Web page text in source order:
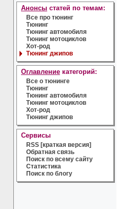
Анонсы статей по темам:
Все про тюнинг
Тюнинг
Тюнинг автомобиля
Тюнинг мотоциклов
Хот-род
Тюнинг джипов
Оглавление категорий:
Все о тюнинге
Тюнинг
Тюнинг автомобиля
Тюнинг мотоциклов
Хот-род
Тюнинг джипов
Сервисы
RSS [краткая версия]
Обратная связь
Поиск по всему сайту
Статистика
Поиск по блогу